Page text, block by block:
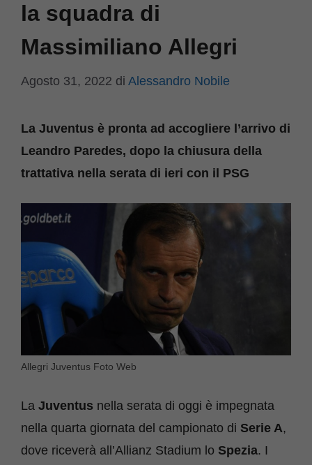
la squadra di
Massimiliano Allegri
Agosto 31, 2022 di Alessandro Nobile
La Juventus è pronta ad accogliere l’arrivo di
Leandro Paredes, dopo la chiusura della
trattativa nella serata di ieri con il PSG
Allegri Juventus Foto Web
La Juventus nella serata di oggi è impegnata
nella quarta giornata del campionato di Serie A,
dove riceverà all’Allianz Stadium lo Spezia. I